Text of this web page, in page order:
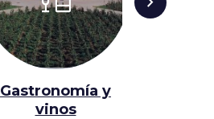
Gastronomía y
vinos